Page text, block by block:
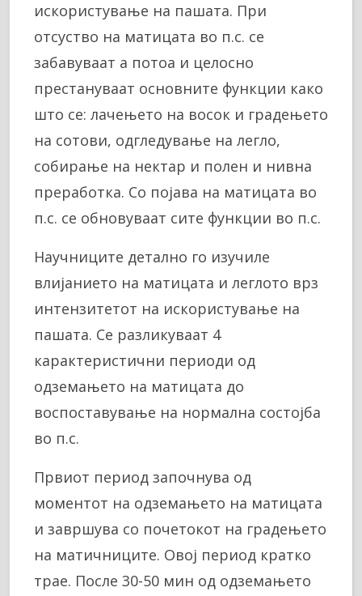
искористување на пашата. При
отсуство на матицата во п.с. се
забавуваат а потоа и целосно
престануваат основните функции како
што се: лачењето на восок и градењето
на сотови, одгледување на легло,
собирање на нектар и полен и нивна
преработка. Со појава на матицата во
п.с. се обновуваат сите функции во п.с.
Научниците детално го изучиле
влијанието на матицата и леглото врз
интензитетот на искористување на
пашата. Се разликуваат 4
карактеристични периоди од
одземањето на матицата до
воспоставување на нормална состојба
во п.с.
Првиот период започнува од
моментот на одземањето на матицата
и завршува со почетокот на градењето
на матичниците. Овој период кратко
трае. После 30-50 мин од одземањето